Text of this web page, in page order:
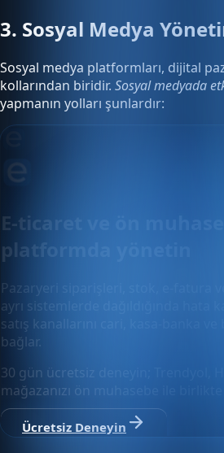
3. Sosyal Medya
Sosyal medya platformları, dijital
kollarından biridir. Sosyal medyada
yapmanın yolları şunlardır:
E-ticaret ve ön
platformda yönetin
Pazaryeri siparişleri, stok, e-fatura
ayrı sistemlerde dağıldığında hata
satış kanallarını cari, kasa-banka
bağlar.
30 gün ücretsiz deneyin; Trendyol,
mağazanızı ön muhasebe ile
Ücretsiz Deneyin